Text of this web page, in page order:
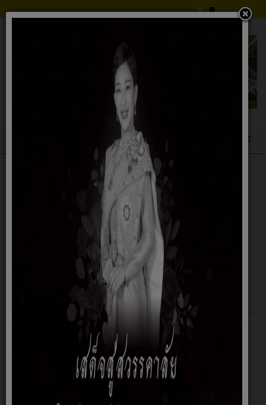
ต้องการขอน้ำอุปโภค-บริโภค ต้องทำยังไง
ฉันจะสามารถเข้ามาชำระภาษีที่ดินและสิ่ง
ปลูกสร้างได้เมื่อไหร่?
สามารถติดต่อ อบต.ปูโยะ ได้ทางไหนบ้าง
เกี่ยวกับหน่วยงาน